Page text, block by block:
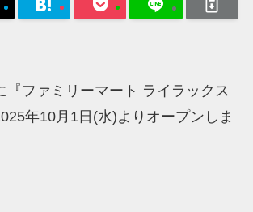
『ファミリーマート ライラックス
年10月1日(水)よりオープンしま